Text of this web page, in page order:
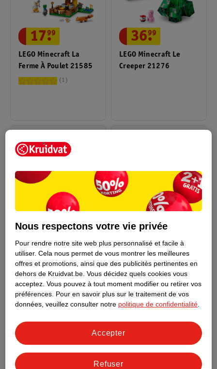
LEGO Minecraft La
Ferme À Poulet 21585
17.
99
1
LEGO Minecraft Le
Creeper 21276
36.
99
Jardin Pâle 21586
17.
1
Aventures De Steve
Dans La Taïga 21583
8 .
Nous respectons votre vie privée
Pour rendre notre site web plus personnalisé et facile à
utiliser. Cela nous permet de vous montrer les meilleures
offres et promotions, ainsi que des publicités pertinentes en
dehors de Kruidvat.be. Vous décidez quels cookies vous
acceptez. Vous pouvez à tout moment modifier ou retirer vos
préférences. Pour en savoir plus sur le traitement de vos
données, veuillez consulter notre politique de confidentialité.
Refuser
Accepter